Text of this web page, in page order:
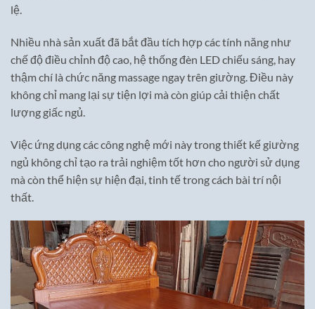
lệ.
Nhiều nhà sản xuất đã bắt đầu tích hợp các tính năng như
chế độ điều chỉnh độ cao, hệ thống đèn LED chiếu sáng, hay
thậm chí là chức năng massage ngay trên giường. Điều này
không chỉ mang lại sự tiện lợi mà còn giúp cải thiện chất
lượng giấc ngủ.
Việc ứng dụng các công nghệ mới này trong thiết kế giường
ngủ không chỉ tạo ra trải nghiệm tốt hơn cho người sử dụng
mà còn thể hiện sự hiện đại, tinh tế trong cách bài trí nội
thất.